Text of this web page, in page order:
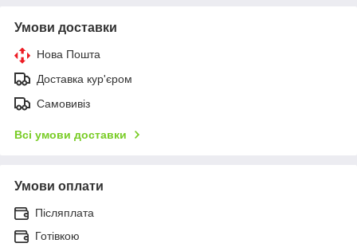
Умови доставки
Нова Пошта
Доставка кур'єром
Самовивіз
Всі умови доставки
Умови оплати
Післяплата
Готівкою